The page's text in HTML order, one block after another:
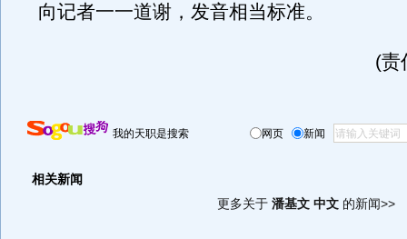
向记者一一道谢，发音相当标准。
(责
我的天职是搜索 网页 新闻
相关新闻
更多关于 潘基文 中文 的新闻>>